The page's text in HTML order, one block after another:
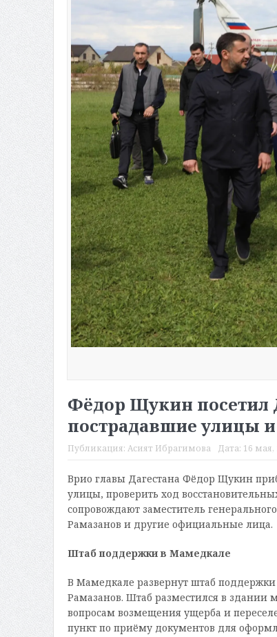
Фёдор Щукин посетил
пострадавшие улицы
Публикация: Асият Ибрагимова Дата: 16 мая,
Врио главы Дагестана Фёдор Щукин
улицы, проверить ход
сопровождают заместитель
Рамазанов и другие официальные лица.
Штаб поддержки в Мамедкале
В Мамедкале развернут штаб
Рамазанов. Штаб разместился в здании
вопросам возмещения ущерба и
пункт по приёму документов для